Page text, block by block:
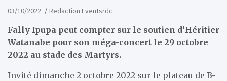
03/10/2022 Redaction Eventsrdc
Fally Ipupa peut compter sur le soutien d’Héritier
Watanabe pour son méga-concert le 29 octobre
2022 au stade des Martyrs.
Invité dimanche 2 octobre 2022 sur le plateau de B-